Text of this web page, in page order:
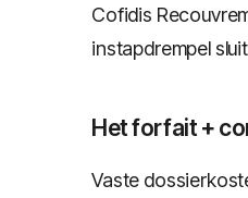
Cofidis
instapdrempel
Het forfait +
Vaste